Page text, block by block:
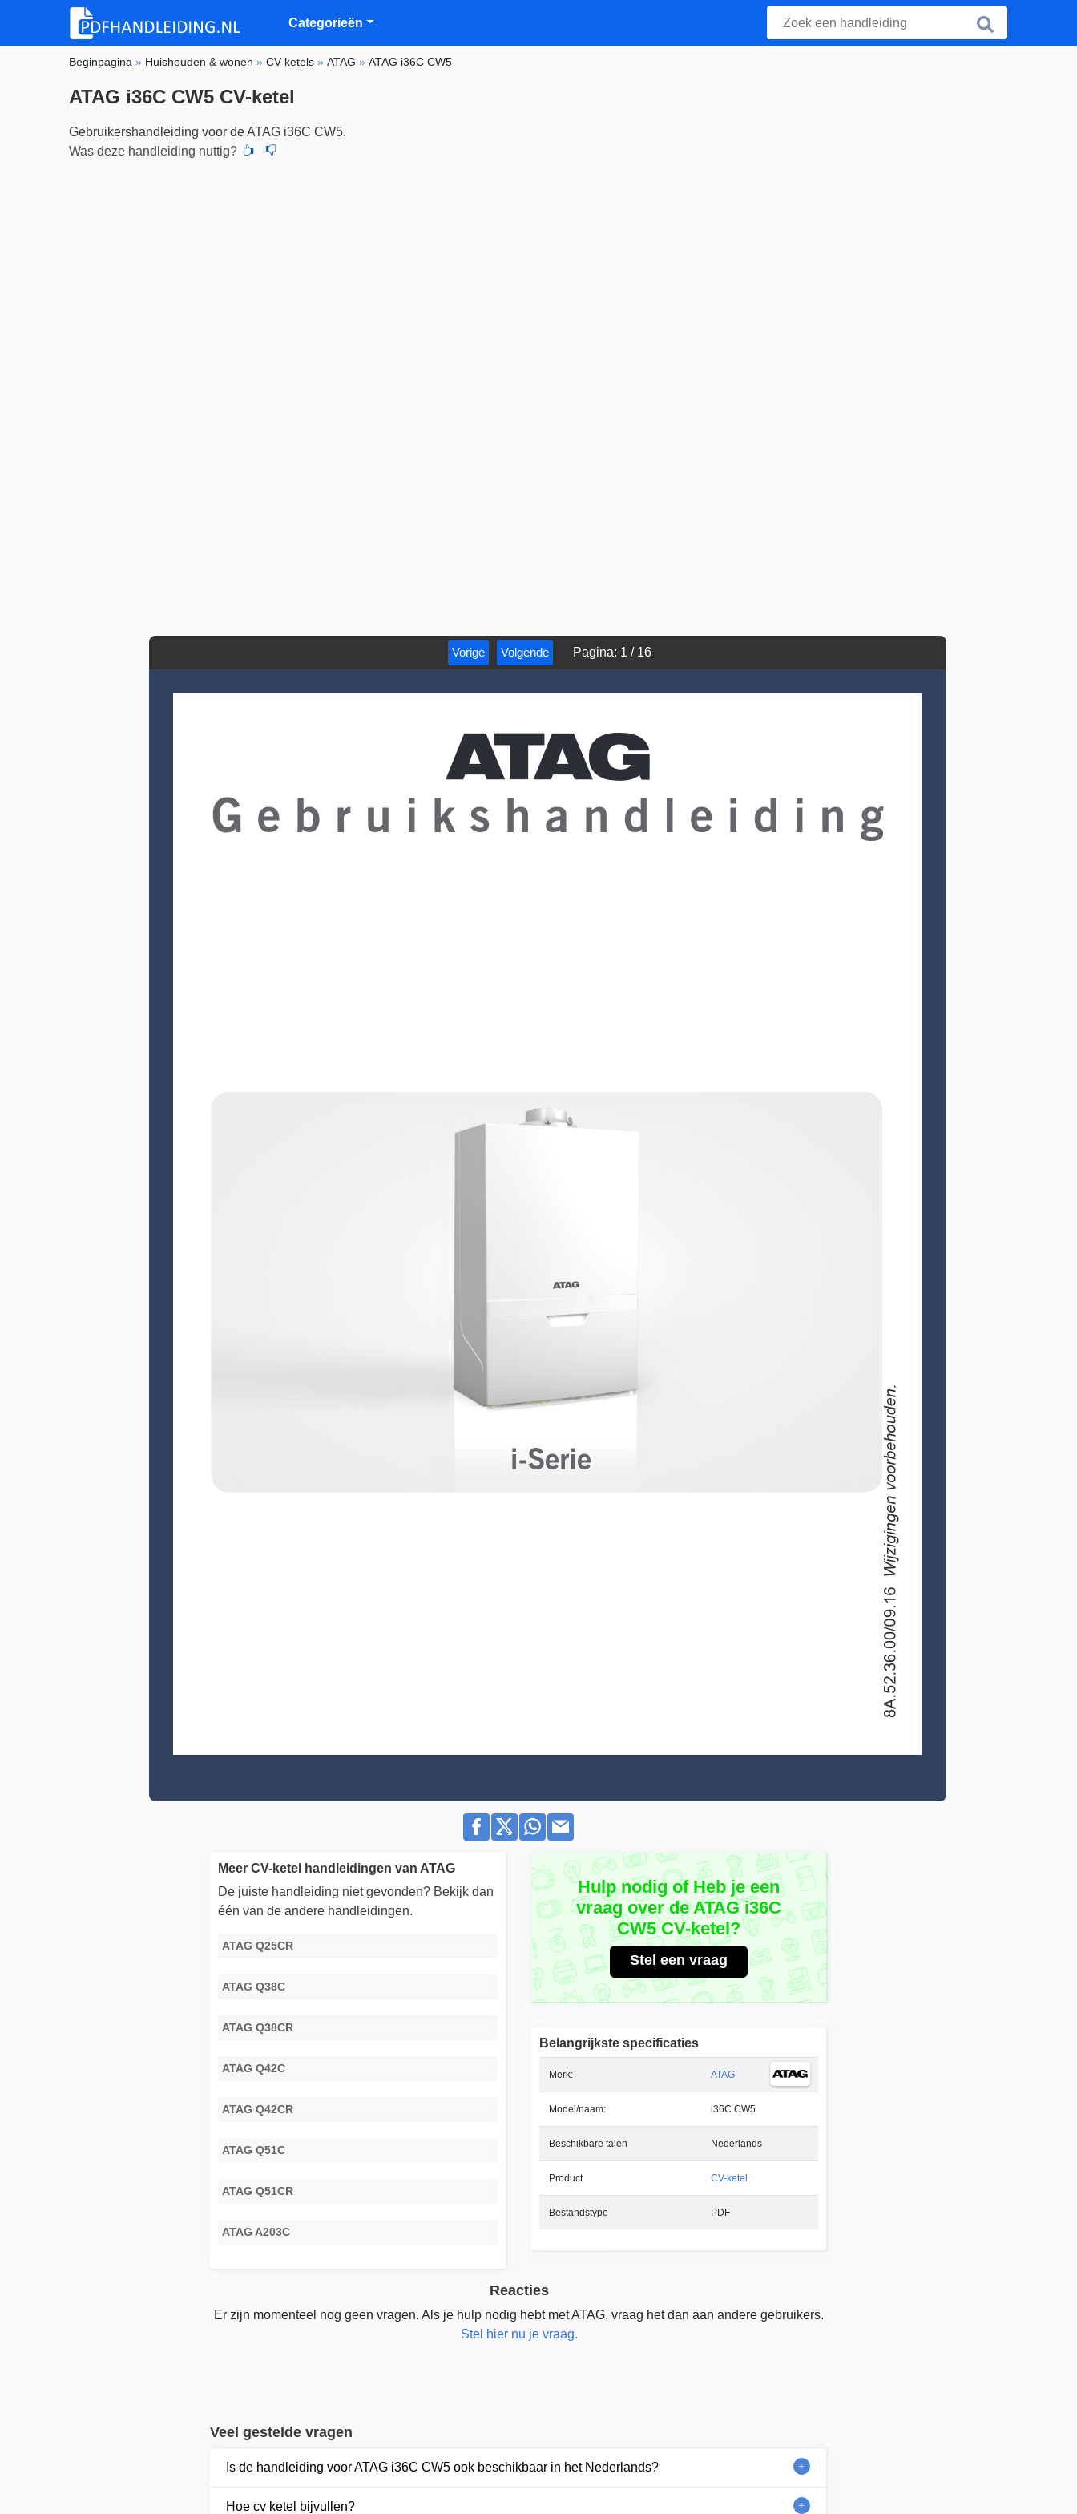
Categorieën
Beginpagina » Huishouden & wonen »CV ketels »ATAG »ATAG i36C CW5
ATAG i36C CW5 CV-ketel
Gebruikershandleiding voor de ATAG i36C CW5.
Was deze handleiding nuttig?
Vorige Volgende Pagina: 1 / 16
Hulp nodig of Heb je een
vraag over de ATAG i36C
CW5 CV-ketel?
Stel een vraag
Belangrijkste specificaties
Merk: ATAG
Model/naam: i36C CW5
Beschikbare talen Nederlands
Product CV-ketel
Bestandstype PDF
Meer CV-ketel handleidingen van ATAG
De juiste handleiding niet gevonden? Bekijk dan
één van de andere handleidingen.
ATAG Q25CR
ATAG Q38C
ATAG Q38CR
ATAG Q42C
ATAG Q42CR
ATAG Q51C
ATAG Q51CR
ATAG A203C
Reacties
Er zijn momenteel nog geen vragen. Als je hulp nodig hebt met ATAG, vraag het dan aan andere gebruikers.
Stel hier nu je vraag.
Veel gestelde vragen
Is de handleiding voor ATAG i36C CW5 ook beschikbaar in het Nederlands?
Hoe cv ketel bijvullen?